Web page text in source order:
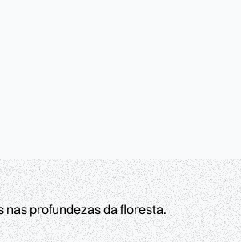
profundezas da floresta.